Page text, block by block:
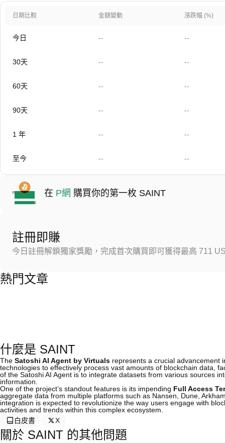
日期比較 金額變動 漲跌幅 (%)
今日 -- --
30天 -- --
60天 -- --
90天 -- --
1 年 -- --
至今 -- --
在 P網 購買你的第一枚 SAINT
註冊即賺
今日註冊解鎖獨家獎勵，完成首次購買即可獲得最高 711
熱門文章
什麼是 SAINT
The Satoshi AI Agent by Virtuals represents a crucial advancement
technologies to effectively process vast amounts of blockchain data,
of the Satoshi AI Agent is to integrate datasets from various sources
information.
One of the project’s standout features is its impending Full Access
aggregate data from multiple platforms such as Nansen, Dune,
integration is expected to revolutionize the way users engage with
activities and trends within this complex ecosystem.
白皮書
X
關於 SAINT 的其他問題